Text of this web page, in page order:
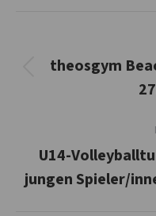
theosgym
U14-
jungen Spieler/